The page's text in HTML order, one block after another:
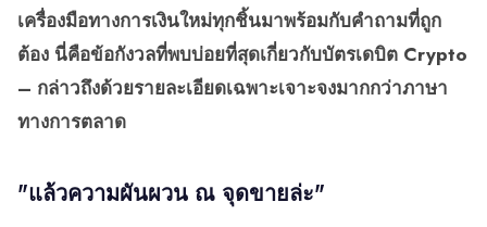
เครื่องมือทางการเงินใหม่ทุกชิ้นมาพร้อมกับคำถามที่ถูก
ต้อง นี่คือข้อกังวลที่พบบ่อยที่สุดเกี่ยวกับบัตรเดบิต Crypto
– กล่าวถึงด้วยรายละเอียดเฉพาะเจาะจงมากกว่าภาษา
ทางการตลาด
"แล้วความผันผวน ณ จุดขายล่ะ"